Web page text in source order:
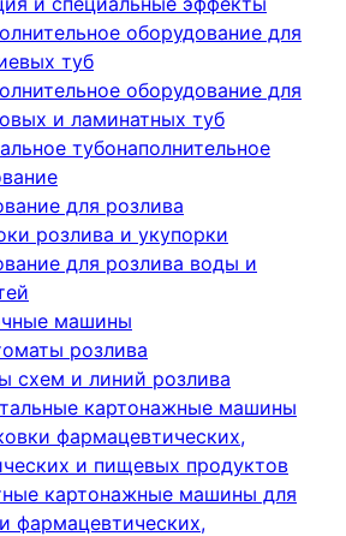
оборудование для
туб
оборудование для
и ламинатных туб
тубонаполнительное
для розлива
розлива и укупорки
для розлива воды и
машины
розлива
схем и линий розлива
картонажные машины
фармацевтических,
и пищевых продуктов
картонажные машины для
фармацевтических,